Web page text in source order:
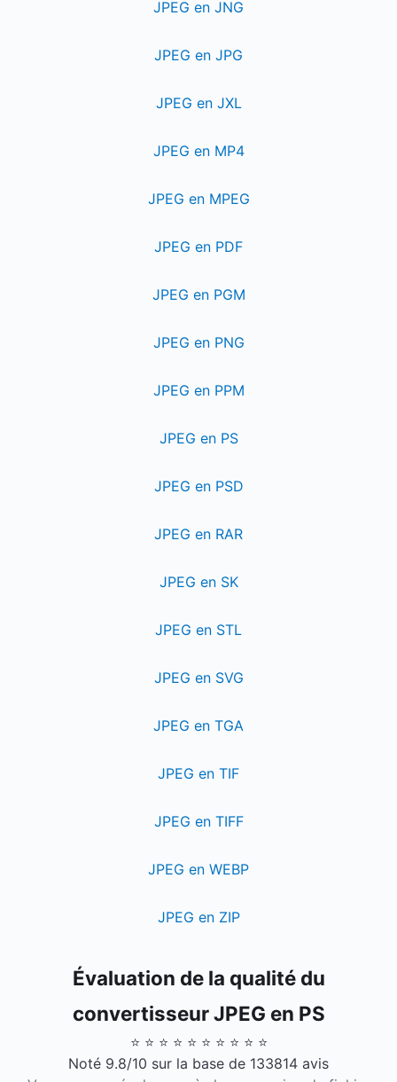
JPEG en JNG
JPEG en JPG
JPEG en JXL
JPEG en MP4
JPEG en MPEG
JPEG en PDF
JPEG en PGM
JPEG en PNG
JPEG en PPM
JPEG en PS
JPEG en PSD
JPEG en RAR
JPEG en SK
JPEG en STL
JPEG en SVG
JPEG en TGA
JPEG en TIF
JPEG en TIFF
JPEG en WEBP
JPEG en ZIP
Évaluation de la qualité du
convertisseur JPEG en PS
⭐ ⭐ ⭐ ⭐ ⭐ ⭐ ⭐ ⭐ ⭐ ⭐
Noté 9.8/10 sur la base de 133814 avis